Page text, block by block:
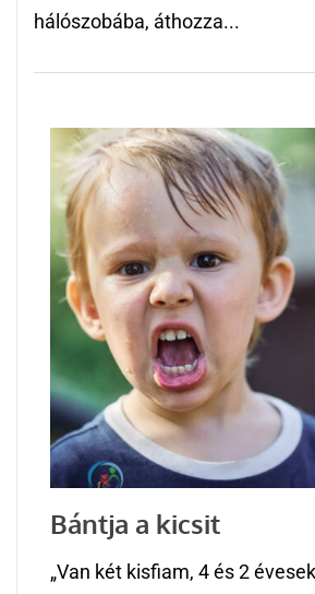
hálószobába, áthozza...
Bántja a kicsit
„Van két kisfiam, 4 és 2